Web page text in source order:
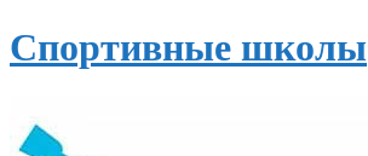
Спортивные школы